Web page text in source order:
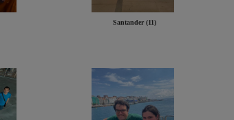
Santander (11)